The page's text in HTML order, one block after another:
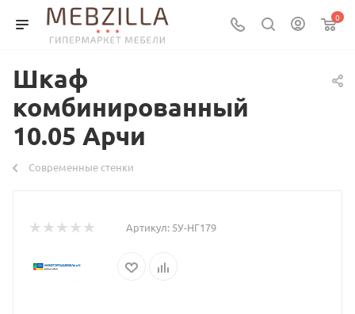
0
Шкаф
комбинированный
10.05 Арчи
Современные стенки
Артикул: 5У-НГ179